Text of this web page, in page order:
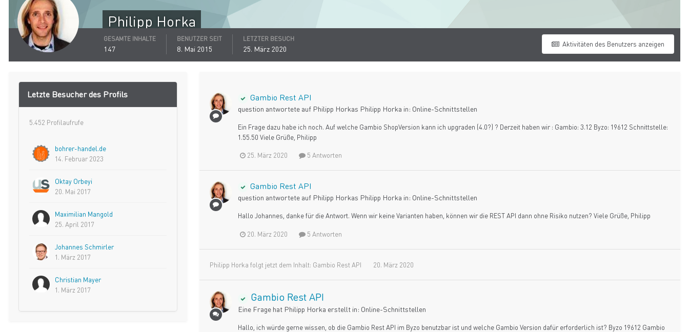
Philipp Horka
Aktivitäten des Benutzers anzeigen
GESAMTE INHALTE
147
BENUTZER SEIT
8. Mai 2015
LETZTER BESUCH
25. März 2020
Letzte Besucher des Profils
5.452 Profilaufrufe
bohrer-handel.de
14. Februar 2023
Oktay Orbeyi
20. Mai 2017
Maximilian Mangold
25. April 2017
Johannes Schmirler
1. März 2017
Christian Mayer
1. März 2017
Gambio Rest API
question antwortete auf Philipp Horkas Philipp Horka in: Online-Schnittstellen
Ein Frage dazu habe ich noch. Auf welche Gambio ShopVersion kann ich upgraden (4.0?) ? Derzeit haben wir : Gambio: 3.12 Byzo: 19612 Schnittstelle:
1.55.50 Viele Grüße, Philipp
25. März 2020 5 Antworten
Gambio Rest API
question antwortete auf Philipp Horkas Philipp Horka in: Online-Schnittstellen
Hallo Johannes, danke für die Antwort. Wenn wir keine Varianten haben, können wir die REST API dann ohne Risiko nutzen? Viele Grüße, Philipp
20. März 2020 5 Antworten
Philipp Horka folgt jetzt dem Inhalt: Gambio Rest API 20. März 2020
Gambio Rest API
Eine Frage hat Philipp Horka erstellt in: Online-Schnittstellen
Hallo, ich würde gerne wissen, ob die Gambio Rest API im Byzo benutzbar ist und welche Gambio Version dafür erforderlich ist? Byzo 19612 Gambio